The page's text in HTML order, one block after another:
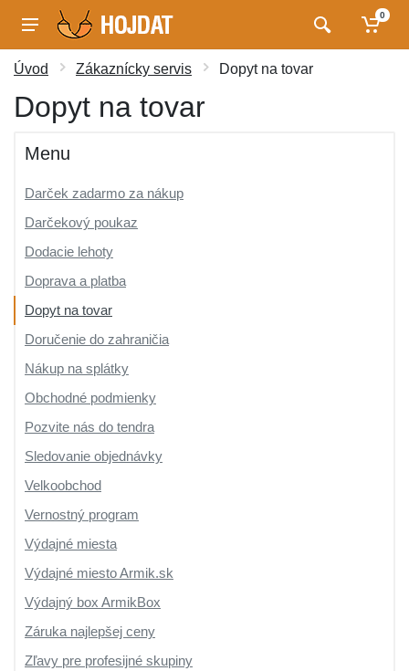
0
Úvod Zákaznícky servis Dopyt na tovar
Dopyt na tovar
Menu
Darček zadarmo za nákup
Darčekový poukaz
Dodacie lehoty
Doprava a platba
Dopyt na tovar
Doručenie do zahraničia
Nákup na splátky
Obchodné podmienky
Pozvite nás do tendra
Sledovanie objednávky
Velkoobchod
Vernostný program
Výdajné miesta
Výdajné miesto Armik.sk
Výdajný box ArmikBox
Záruka najlepšej ceny
Zľavy pre profesijné skupiny